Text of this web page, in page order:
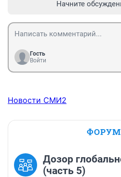
Начните
Гость
Войти
Новости СМИ2
Дозор
(часть 5)